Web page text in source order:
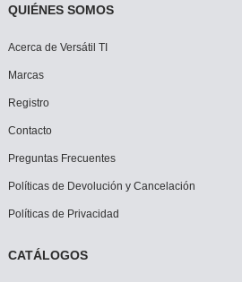
QUIÉNES SOMOS
Acerca de Versátil TI
Marcas
Registro
Contacto
Preguntas Frecuentes
Políticas de Devolución y Cancelación
Políticas de Privacidad
CATÁLOGOS